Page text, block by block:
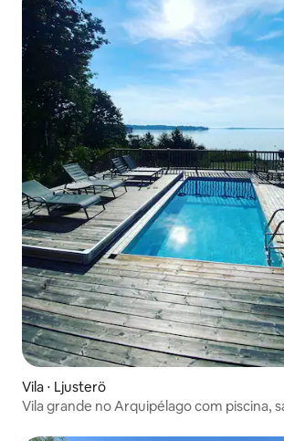
Vila ⋅ Ljusterö
Vila grande no Arquipélago com piscina,